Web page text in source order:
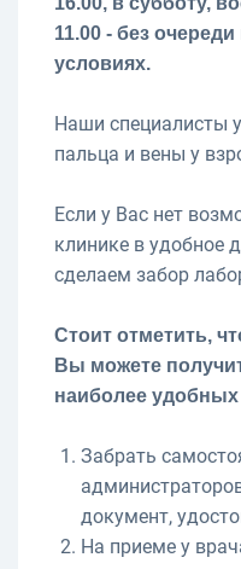
11.00 - без
условиях.
Наши специалисты
пальца и вены у
Если у Вас нет
клинике в удобное
сделаем забор
Стоит отметить,
Вы можете
наиболее
Забрать
документ,
На приеме у